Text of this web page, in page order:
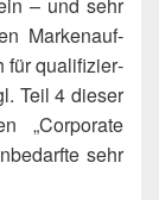
Mar­ken­auf­
für qua­li­fi­zier­
Teil 4 die­ser
„Cor­po­ra­te
sehr